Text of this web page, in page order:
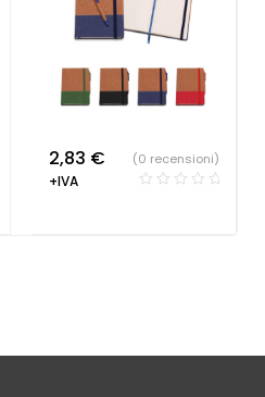
2,83 €
+IVA
(0 recensioni)